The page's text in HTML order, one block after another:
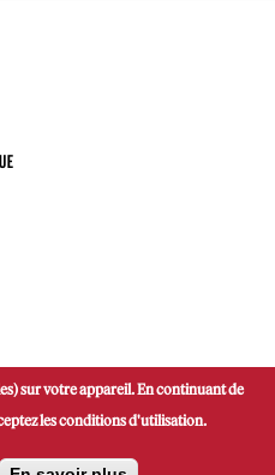
sur votre appareil. En continuant de
les conditions d'utilisation.